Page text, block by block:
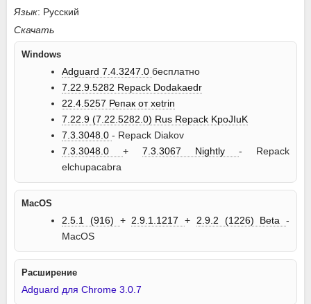
Язык: Русский
Скачать
Windows
Adguard 7.4.3247.0 бесплатно
7.22.9.5282 Repack Dodakaedr
22.4.5257 Репак от xetrin
7.22.9 (7.22.5282.0) Rus Repack KpoJIuK
7.3.3048.0 - Repack Diakov
7.3.3048.0 + 7.3.3067 Nightly - Repack
elchupacabra
MacOS
2.5.1 (916) + 2.9.1.1217 + 2.9.2 (1226) Beta -
MacOS
Расширение
Adguard для Chrome 3.0.7